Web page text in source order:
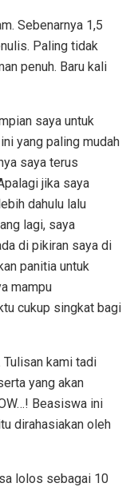
Sebenarnya 1,5
Paling tidak
penuh. Baru kali
saya untuk
yang paling mudah
saya terus
jika saya
dahulu lalu
lagi, saya
di pikiran saya di
panitia untuk
mampu
cukup singkat bagi
Tulisan kami tadi
yang akan
Beasiswa ini
dirahasiakan oleh
lolos sebagai 10